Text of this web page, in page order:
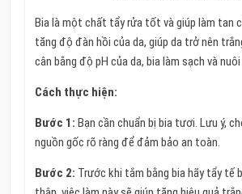
Bia là một chất tẩy rửa tốt và giúp làm tan
tăng độ đàn hồi của da, giúp da trở nên
cân bằng độ pH của da, bia làm sạch và nuôi
Cách thực hiện:
Bước 1: Bạn cần chuẩn bị bia tươi. Lưu ý,
nguồn gốc rõ ràng để đảm bảo an toàn.
Bước 2: Trước khi tắm bằng bia hãy tẩy tế